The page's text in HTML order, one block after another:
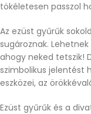
tökéletesen passzol
Az ezüst gyűrűk
sugároznak.
ahogy neked tetszik!
szimbolikus jelentést
eszközei, az
Ezüst gyűrűk és a